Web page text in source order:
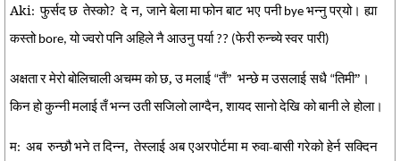
Aki: फुर्सदछ तेस्को? दे न, जानेबेलामाफोनबाट भए पनीbye भन्नुपर्यो। ह्या
कस्तोbore,योज्वरोपनिअहिलेनैआउनुपर्या?? (फेरीरुन्च्येस्वर पारी)
अक्षतारमेरोबोलिचालीअचम्मकोछ, उमलाई“तँ” भन्छेमउसलाई सधै “तिमी”।
किनहोकुन्नीमलाईतँभन्नउतीसजिलोलाग्दैन, शायदसानोदेखि कोबानीले होला।
म: अब रुन्छौभनेतदिन्न, तेस्लाई अब एअरपोर्टमा म रुवा-बासी गरेको हेर्न सक्दिन